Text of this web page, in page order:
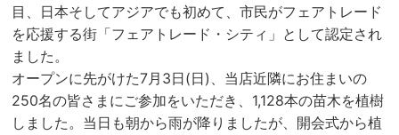
目、日本そしてアジアでも初めて、市民がフェアトレード
を応援する街「フェアトレード・シティ」として認定され
ました。
オープンに先がけた7月3日(日)、当店近隣にお住まいの
250名の皆さまにご参加をいただき、1,128本の苗木を植樹
しました。当日も朝から雨が降りましたが、開会式から植